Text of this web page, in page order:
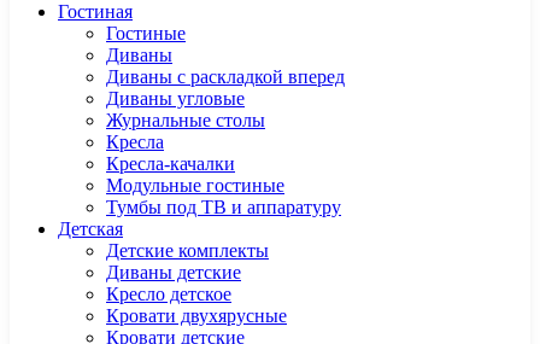
Гостиная
Гостиные
Диваны
Диваны с раскладкой вперед
Диваны угловые
Журнальные столы
Кресла
Кресла-качалки
Модульные гостиные
Тумбы под ТВ и аппаратуру
Детская
Детские комплекты
Диваны детские
Кресло детское
Кровати двухярусные
Кровати детские